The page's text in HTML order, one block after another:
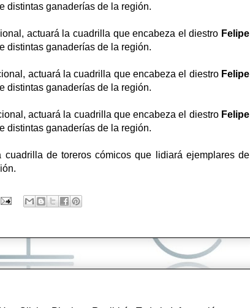
distintas ganaderías de la región.
actuará la cuadrilla que encabeza el diestro Felipe
distintas ganaderías de la región.
actuará la cuadrilla que encabeza el diestro Felipe
distintas ganaderías de la región.
actuará la cuadrilla que encabeza el diestro Felipe
distintas ganaderías de la región.
cuadrilla de toreros cómicos que lidiará ejemplares de